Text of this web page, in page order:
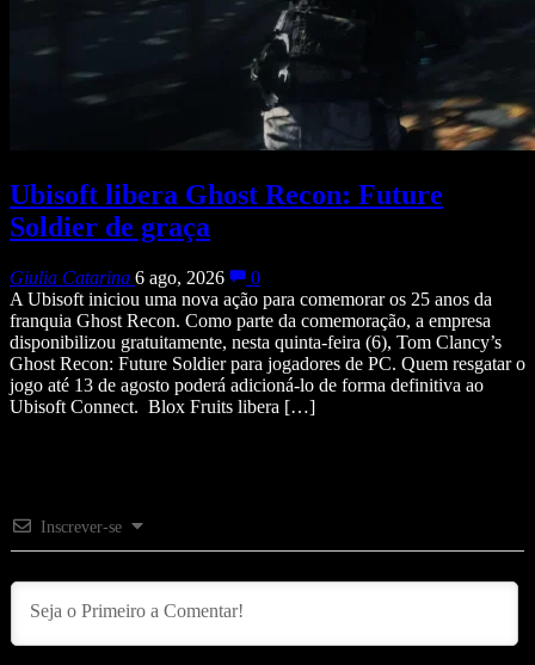
Ubisoft libera Ghost Recon: Future
Soldier de graça
Giulia Catarina 6 ago, 2026
0
A Ubisoft iniciou uma nova ação para comemorar os 25 anos da
franquia Ghost Recon. Como parte da comemoração, a empresa
disponibilizou gratuitamente, nesta quinta-feira (6), Tom Clancy’s
Ghost Recon: Future Soldier para jogadores de PC. Quem resgatar o
jogo até 13 de agosto poderá adicioná-lo de forma definitiva ao
Ubisoft Connect. Blox Fruits libera […]
Inscrever-se